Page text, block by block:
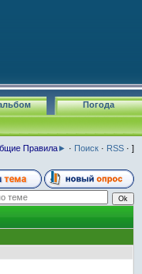
Погода
Правила► · Поиск · RSS · ]